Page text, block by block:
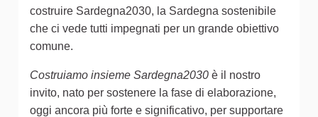
costruire Sardegna2030, la Sardegna sostenibile
che ci vede tutti impegnati per un grande obiettivo
comune.
Costruiamo insieme Sardegna2030 è il nostro
invito, nato per sostenere la fase di elaborazione,
oggi ancora più forte e significativo, per supportare